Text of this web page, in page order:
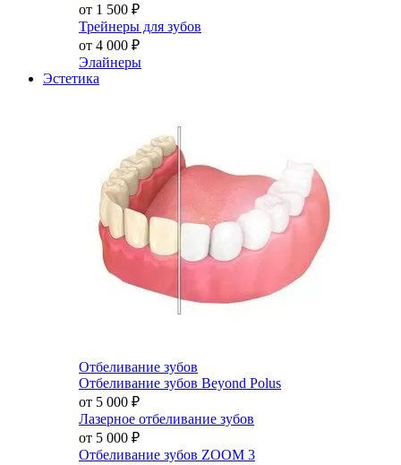
от 1 500 ₽
Трейнеры для зубов
от 4 000 ₽
Элайнеры
Эстетика
Отбеливание зубов
Отбеливание зубов Beyond Polus
от 5 000 ₽
Лазерное отбеливание зубов
от 5 000 ₽
Отбеливание зубов ZOOM 3